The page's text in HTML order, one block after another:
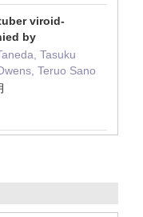
viroid-
by
Tasuku
Teruo Sano